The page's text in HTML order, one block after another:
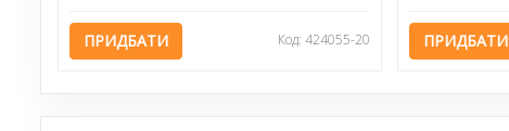
ПРИДБАТИ Код: 424055-20 ПРИДБАТИ